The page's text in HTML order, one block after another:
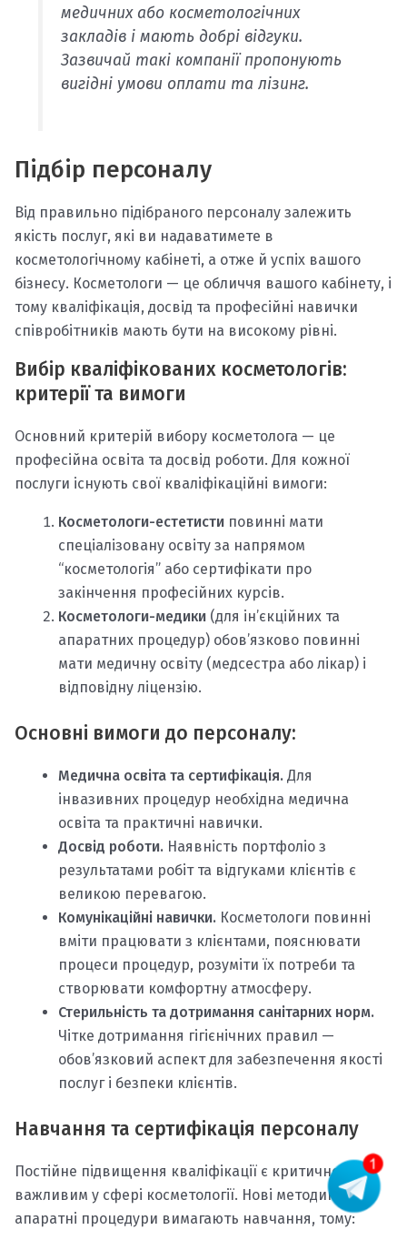
медичних або косметологічних
закладів і мають добрі відгуки.
Зазвичай такі компанії пропонують
вигідні умови оплати та лізинг.
Підбір персоналу
Від правильно підібраного персоналу залежить
якість послуг, які ви надаватимете в
косметологічному кабінеті, а отже й успіх вашого
бізнесу. Косметологи — це обличчя вашого кабінету, і
тому кваліфікація, досвід та професійні навички
співробітників мають бути на високому рівні.
Вибір кваліфікованих косметологів:
критерії та вимоги
Основний критерій вибору косметолога — це
професійна освіта та досвід роботи. Для кожної
послуги існують свої кваліфікаційні вимоги:
Косметологи-естетисти повинні мати
спеціалізовану освіту за напрямом
“косметологія” або сертифікати про
закінчення професійних курсів.
Косметологи-медики (для ін’єкційних та
апаратних процедур) обов’язково повинні
мати медичну освіту (медсестра або лікар) і
відповідну ліцензію.
Основні вимоги до персоналу:
Медична освіта та сертифікація. Для
інвазивних процедур необхідна медична
освіта та практичні навички.
Досвід роботи. Наявність портфоліо з
результатами робіт та відгуками клієнтів є
великою перевагою.
Комунікаційні навички. Косметологи повинні
вміти працювати з клієнтами, пояснювати
процеси процедур, розуміти їх потреби та
створювати комфортну атмосферу.
Стерильність та дотримання санітарних норм.
Чітке дотримання гігієнічних правил —
обов’язковий аспект для забезпечення якості
послуг і безпеки клієнтів.
Навчання та сертифікація персоналу
Постійне підвищення кваліфікації є критично
важливим у сфері косметології. Нові методики та
апаратні процедури вимагають навчання, тому: